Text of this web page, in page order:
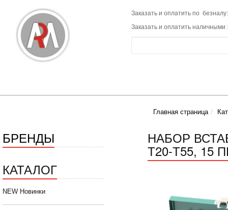
Заказать и оплатить по
Заказать и оплатить наличными
Главная страница
БРЕНДЫ
КАТАЛОГ
NEW Новинки
НАБОР
Т20-Т55, 15